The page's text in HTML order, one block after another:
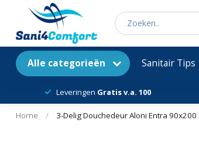
Alle categorieën Sanitair Tips
Leveringen Gratis v.a. 100
Home / 3-Delig Douchedeur Aloni Entra